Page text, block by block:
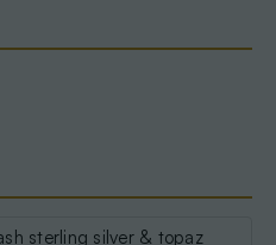
sterling silver & topaz